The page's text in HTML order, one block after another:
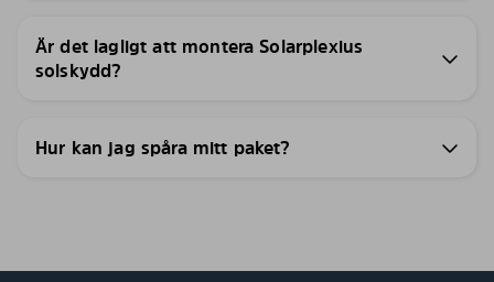
Är det lagligt att montera Solarplexius
solskydd?
Hur kan jag spåra mitt paket?